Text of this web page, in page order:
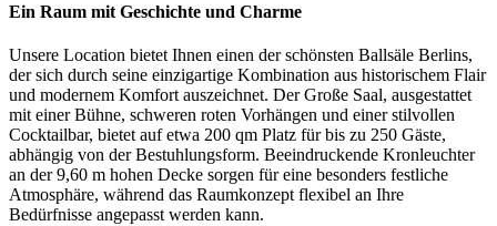
Ein Raum mit Geschichte und Charme
Unsere Location bietet Ihnen einen der schönsten Ballsäle Berlins,
der sich durch seine einzigartige Kombination aus historischem Flair
und modernem Komfort auszeichnet. Der Große Saal, ausgestattet
mit einer Bühne, schweren roten Vorhängen und einer stilvollen
Cocktailbar, bietet auf etwa 200 qm Platz für bis zu 250 Gäste,
abhängig von der Bestuhlungsform. Beeindruckende Kronleuchter
an der 9,60 m hohen Decke sorgen für eine besonders festliche
Atmosphäre, während das Raumkonzept flexibel an Ihre
Bedürfnisse angepasst werden kann.